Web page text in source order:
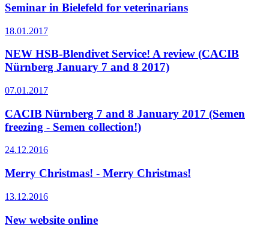
Seminar in Bielefeld for veterinarians
18.01.2017
NEW HSB-Blendivet Service! A review (CACIB
Nürnberg January 7 and 8 2017)
07.01.2017
CACIB Nürnberg 7 and 8 January 2017 (Semen
freezing - Semen collection!)
24.12.2016
Merry Christmas! - Merry Christmas!
13.12.2016
New website online